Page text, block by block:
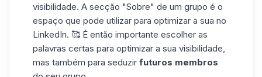
visibilidade. A secção "Sobre" de um grupo é o
espaço que pode utilizar para optimizar a sua no
LinkedIn. 🥰 É então importante escolher as
palavras certas para optimizar a sua visibilidade,
mas também para seduzir futuros membros